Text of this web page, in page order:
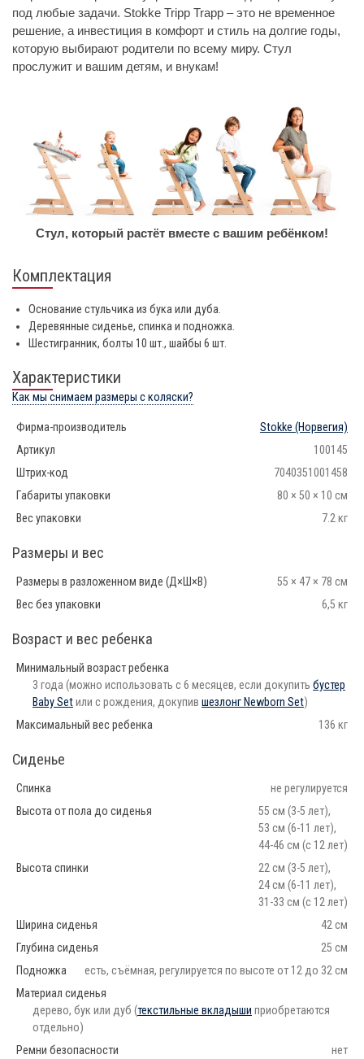
под любые задачи. Stokke Tripp Trapp – это не временное
решение, а инвестиция в комфорт и стиль на долгие годы,
которую выбирают родители по всему миру. Стул
прослужит и вашим детям, и внукам!
Стул, который растёт вместе с вашим ребёнком!
Комплектация
Основание стульчика из бука или дуба.
Деревянные сиденье, спинка и подножка.
Шестигранник, болты 10 шт., шайбы 6 шт.
Характеристики
Как мы снимаем размеры с коляски?
Фирма-производитель Stokke (Норвегия)
Артикул
100145
Штрих-код
7040351001458
Габариты упаковки
80 × 50 × 10 см
Вес упаковки
7.2 кг
Размеры и вес
Размеры в разложенном виде (Д×Ш×В)
55 × 47 × 78 см
Вес без упаковки
6,5 кг
Возраст и вес ребенка
Минимальный возраст ребенка
3 года (можно использовать с 6 месяцев, если докупить бустер
Baby Setили с рождения, докупив шезлонг Newborn Set)
Максимальный вес ребенка
136 кг
Сиденье
Спинка
не регулируется
Высота от пола до сиденья
55 см (3-5 лет),
53 см (6-11 лет),
44-46 см (с 12 лет)
Высота спинки
22 см (3-5 лет),
24 см (6-11 лет),
31-33 см (с 12 лет)
Ширина сиденья
42 см
Глубина сиденья
25 см
Подножка
есть, съёмная, регулируется по высоте от 12 до 32 см
Материал сиденья
дерево, бук или дуб (текстильные вкладыши приобретаются
отдельно)
Ремни безопасности
нет